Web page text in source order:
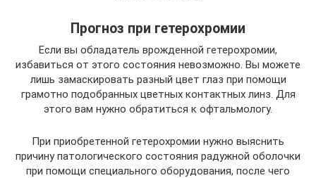
Прогноз при гетерохромии
Если вы обладатель врожденной гетерохромии,
избавиться от этого состояния невозможно. Вы можете
лишь замаскировать разный цвет глаз при помощи
грамотно подобранных цветных контактных линз. Для
этого вам нужно обратиться к офтальмологу.
При приобретенной гетерохромии нужно выяснить
причину патологического состояния радужной оболочки
при помощи специального оборудования, после чего